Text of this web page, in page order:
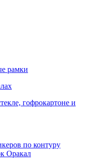
рамки
гофрокартоне и
по контуру
Оракал